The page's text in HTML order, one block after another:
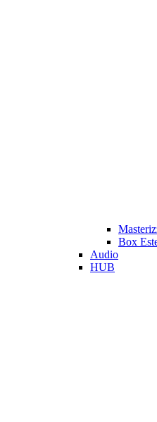
Box
Audio
HUB